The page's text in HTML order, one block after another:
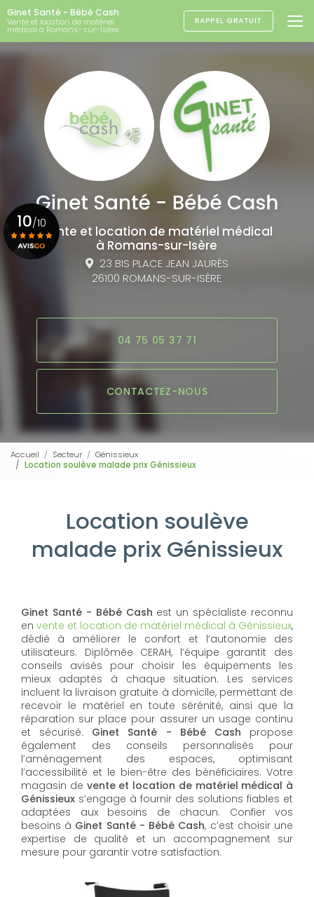
Aller
au
contenu
principal
Ginet Santé - Bébé Cash
Vente et location de matériel
médical à Romans-sur-Isère
RAPPEL GRATUIT
Vente et location de matériel médical
à Romans-sur-Isère
23 BIS PLACE JEAN JAURÈS
26100 ROMANS-SUR-ISÈRE
04 75 05 37 71
CONTACTEZ-NOUS
10/10
Accueil Secteur
Génissieux
Location soulève malade prix Génissieux
Location soulève
malade prix Génissieux
Ginet Santé - Bébé Cash est un spécialiste reconnu
en vente et location de matériel médical à Génissieux,
dédié à améliorer le confort et l’autonomie des
utilisateurs. Diplômée CERAH, l’équipe garantit des
conseils avisés pour choisir les équipements les
mieux adaptés à chaque situation. Les services
incluent la livraison gratuite à domicile, permettant de
recevoir le matériel en toute sérénité, ainsi que la
réparation sur place pour assurer un usage continu
et sécurisé. Ginet Santé - Bébé Cash propose
également des conseils personnalisés pour
l’aménagement des espaces, optimisant
l’accessibilité et le bien-être des bénéficiaires. Votre
magasin de vente et location de matériel médical à
Génissieux s’engage à fournir des solutions fiables et
adaptées aux besoins de chacun. Confier vos
besoins à Ginet Santé - Bébé Cash, c’est choisir une
expertise de qualité et un accompagnement sur
mesure pour garantir votre satisfaction.